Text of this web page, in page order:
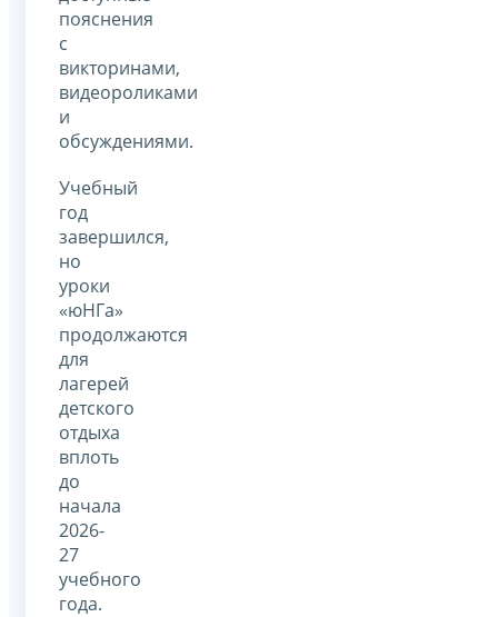
пояснения
с
викторинами,
видеороликами
и
обсуждениями.
Учебный
год
завершился,
но
уроки
«юНГа»
продолжаются
для
лагерей
детского
отдыха
вплоть
до
начала
2026-
27
учебного
года.